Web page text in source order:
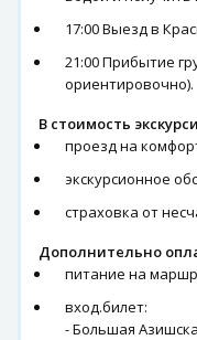
17:00 Выезд в
21:00 Прибытие
ориентировочно).
В стоимость
проезд на
экскурсионное
страховка от
Дополнительно
питание на
вход.билет:
- Большая